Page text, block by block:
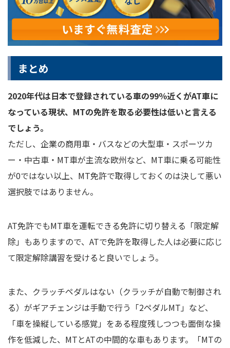
まとめ
2020年代は日本で登録されている車の99％近くがAT車に
なっている現状、MTの免許を取る必要性は低いと言える
でしょう。
ただし、企業の商用車・バスなどの大型車・スポーツカ
ー・中古車・MT車が主流な欧州など、MT車に乗る可能性
が0ではない以上、MT免許で取得しておくのは決して悪い
選択肢ではありません。
AT免許でもMT車を運転できる免許に切り替える「限定解
除」もありますので、ATで免許を取得した人は必要に応じ
て限定解除講習を受けると良いでしょう。
また、クラッチペダルはない（クラッチが自動で制御され
る）がギアチェンジは手動で行う「2ペダルMT」など、
「車を操縦している感覚」をある程度残しつつも面倒な操
作を低減した、MTとATの中間的な車もあります。「MTの